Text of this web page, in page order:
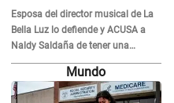
Esposa del director musical de La
Bella Luz lo defiende y ACUSA a
Naldy Saldaña de tener una
relación con él y otros integrantes
Mundo